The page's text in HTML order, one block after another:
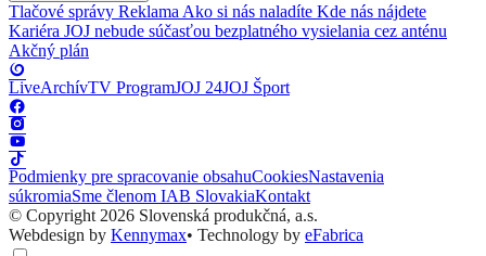
Tlačové správy Reklama Ako si nás naladíte Kde nás nájdete
Kariéra JOJ nebude súčasťou bezplatného vysielania cez anténu
Akčný plán
LiveArchívTV ProgramJOJ 24JOJ Šport
Podmienky pre spracovanie obsahuCookiesNastavenia
súkromiaSme členom IAB SlovakiaKontakt
© Copyright 2026 Slovenská produkčná, a.s.
Webdesign by Kennymax• Technology by eFabrica